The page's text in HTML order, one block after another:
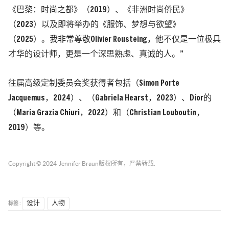
《巴黎：时尚之都》（2019）、《非洲时尚侨民》
（2023）以及即将举办的《服饰、梦想与欲望》
（2025）。我非常尊敬Olivier Rousteing ，他不仅是一位极具
才华的设计师，更是一个深思熟虑、真诚的人。”
往届高级定制委员会奖获得者包括（Simon Porte
Jacquemus，2024）、（Gabriela Hearst，2023）、Dior的
（Maria Grazia Chiuri，2022）和（Christian Louboutin，
2019）等。
Copyright © 2024 Jennifer Braun 版权所有，严禁转载.
标签 : 设计 人物